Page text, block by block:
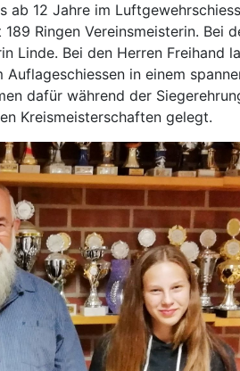
ab 12 Jahre im
Ringen Vereinsmeisterin. Bei
Linde. Bei den Herren
in einem
dafür während der
Kreismeisterschaften gelegt.